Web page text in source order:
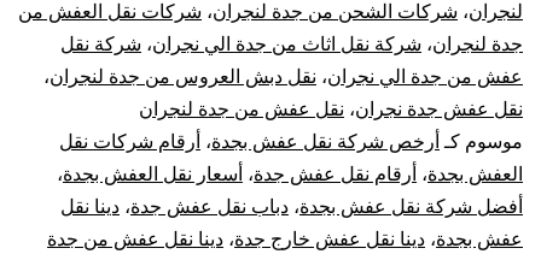
الي
لنجران، شركات الشحن من جدة لنجران، شركات نقل العفش من
جدة لنجران، شركة نقل اثاث من جدة الي نجران، شركة نقل
عفش من جدة الي نجران، نقل دبش العروس من جدة لنجران،
نقل عفش جدة نجران، نقل عفش من جدة لنجران
موسوم كـ أرخص شركة نقل عفش بجدة، أرقام شركات نقل
العفش بجدة، أرقام نقل عفش جدة، أسعار نقل العفش بجدة،
أفضل شركة نقل عفش بجدة، دباب نقل عفش جدة، دينا نقل
عفش بجدة، دينا نقل عفش خارج جدة، دينا نقل عفش من جدة